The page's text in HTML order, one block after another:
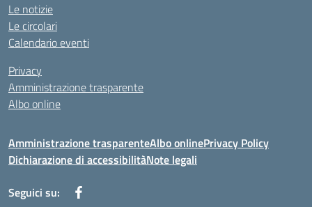
Le notizie
Le circolari
Calendario eventi
Privacy
Amministrazione trasparente
Albo online
Amministrazione trasparenteAlbo onlinePrivacy Policy
Dichiarazione di accessibilitàNote legali
Seguici su: